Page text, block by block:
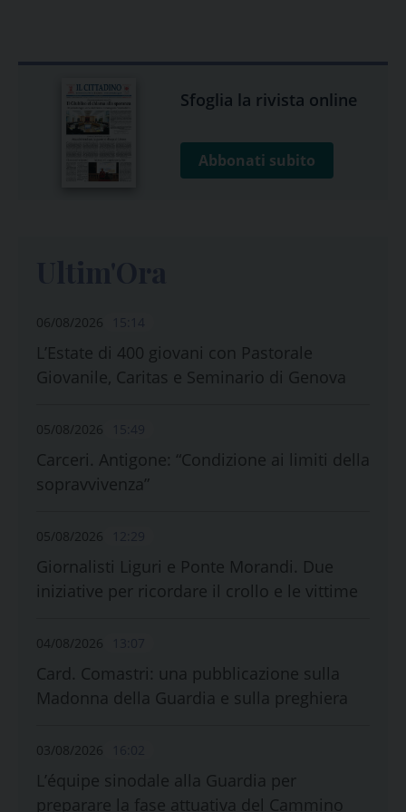
Sfoglia la rivista online
Abbonati subito
06/08/2026
L’Estate di 400 giovani con Pastorale
Giovanile, Caritas e Seminario di Genova
05/08/2026
Carceri. Antigone: “Condizione ai limiti della
sopravvivenza”
05/08/2026
Giornalisti Liguri e Ponte Morandi. Due
iniziative per ricordare il crollo e le vittime
04/08/2026
Card. Comastri: una pubblicazione sulla
Madonna della Guardia e sulla preghiera
03/08/2026
L’équipe sinodale alla Guardia per
preparare la fase attuativa del Cammino